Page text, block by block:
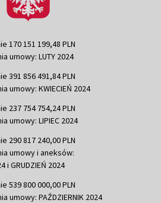
170 151 199,48 PLN
umowy: LUTY 2024
391 856 491,84 PLN
umowy: KWIECIEŃ 2024
237 754 754,24 PLN
umowy: LIPIEC 2024
290 817 240,00 PLN
umowy i aneksów:
i GRUDZIEŃ 2024
539 800 000,00 PLN
umowy: PAŹDZIERNIK 2024